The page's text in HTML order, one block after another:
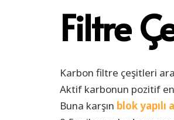
Filtre
Karbon filtre çeşitleri
Aktif karbonun pozitif
Buna karşın blok